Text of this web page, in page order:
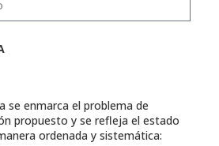
se enmarca el problema de
propuesto y se refleja el estado
ordenada y sistemática: